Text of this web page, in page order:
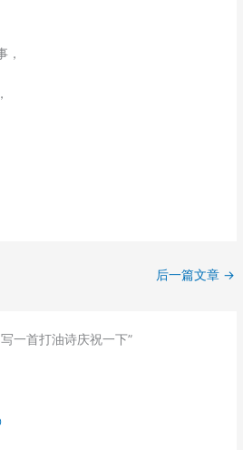
，
后一篇文章 →
一首打油诗庆祝一下”